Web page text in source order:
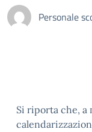
Personale
Si riporta che, a